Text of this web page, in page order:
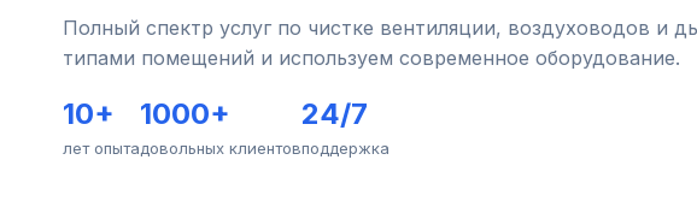
Полный спектр услуг по чистке вентиляции, воздуховодов и
типами помещений и используем современное оборудование.
10+
лет опыта
1000+
довольных клиентов
24/7
поддержка